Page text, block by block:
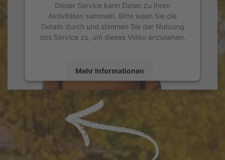
Dieser Service kann Daten zu Ihren
Aktivitäten sammeln. Bitte lesen Sie die
Details durch und stimmen Sie der Nutzung
des Service zu, um dieses Video anzusehen.
Mehr Informationen
powered by
Management Platform